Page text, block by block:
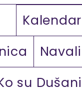
Kalendar
Navali
su Dušani